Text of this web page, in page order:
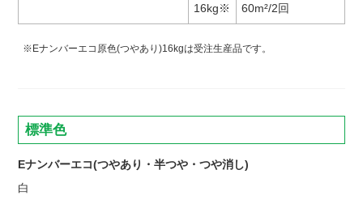
16kg※ 60m²/2回
※Eナンバーエコ原色(つやあり)16kgは受注生産品です。
標準色
Eナンバーエコ(つやあり・半つや・つや消し)
白